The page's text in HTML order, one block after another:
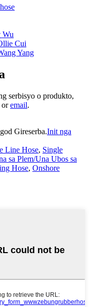
serbisyo o produkto,
oremail.
Gireserba.Init nga
Line Hose, Single
sa Plem/Una Ubos sa
Hose, Onshore